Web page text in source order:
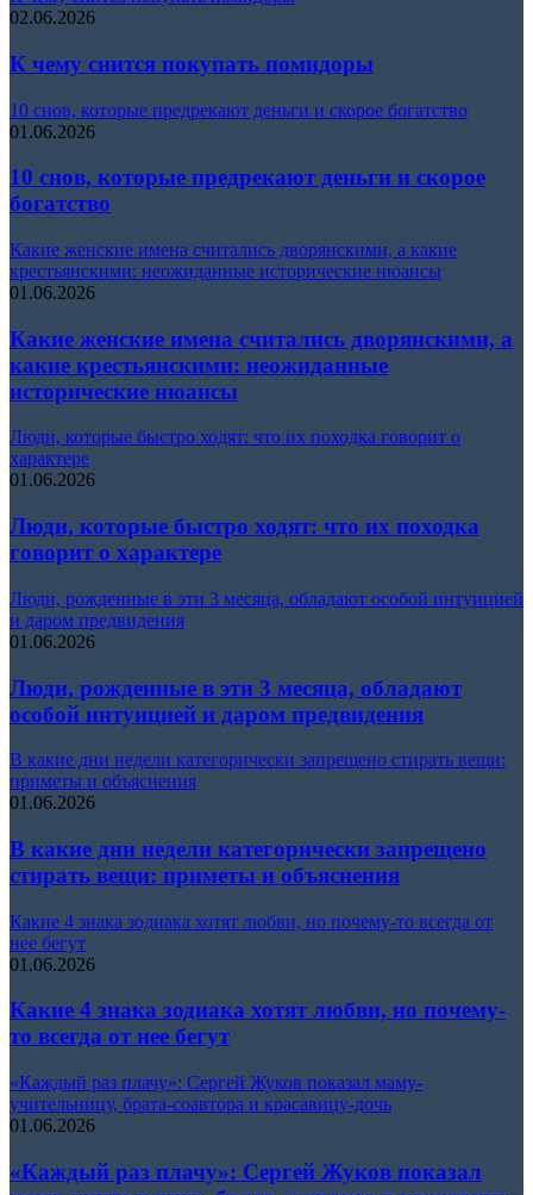
02.06.2026
К чему снится покупать помидоры
10 снов, которые предрекают деньги и скорое богатство
01.06.2026
10 снов, которые предрекают деньги и скорое
богатство
Какие женские имена считались дворянскими, а какие
крестьянскими: неожиданные исторические нюансы
01.06.2026
Какие женские имена считались дворянскими, а
какие крестьянскими: неожиданные
исторические нюансы
Люди, которые быстро ходят: что их походка говорит о
характере
01.06.2026
Люди, которые быстро ходят: что их походка
говорит о характере
Люди, рожденные в эти 3 месяца, обладают особой интуицией
и даром предвидения
01.06.2026
Люди, рожденные в эти 3 месяца, обладают
особой интуицией и даром предвидения
В какие дни недели категорически запрещено стирать вещи:
приметы и объяснения
01.06.2026
В какие дни недели категорически запрещено
стирать вещи: приметы и объяснения
Какие 4 знака зодиака хотят любви, но почему-то всегда от
нее бегут
01.06.2026
Какие 4 знака зодиака хотят любви, но почему-
то всегда от нее бегут
«Каждый раз плачу»: Сергей Жуков показал маму-
учительницу, брата-соавтора и красавицу-дочь
01.06.2026
«Каждый раз плачу»: Сергей Жуков показал